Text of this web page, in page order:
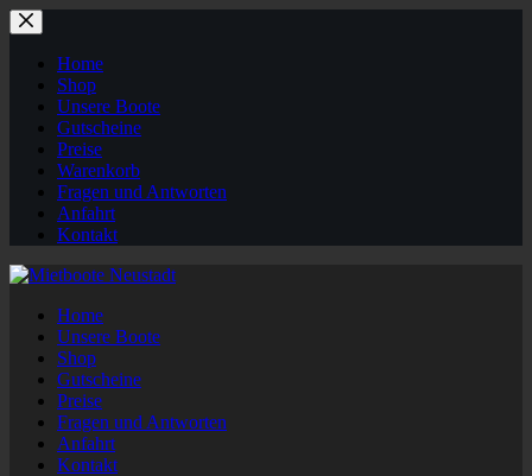
Zum
Inhalt
springenHome
Shop
Unsere Boote
Gutscheine
Preise
Warenkorb
Fragen und Antworten
Anfahrt
Kontakt
Home
Unsere Boote
Shop
Gutscheine
Preise
Fragen und Antworten
Anfahrt
Kontakt